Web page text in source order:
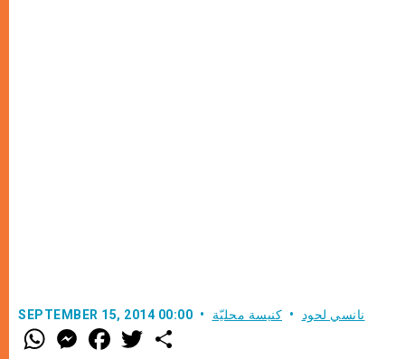
SEPTEMBER 15, 2014 00:00 نانسي لحود كنيسة محليّة
W
h
M
e
F
a w